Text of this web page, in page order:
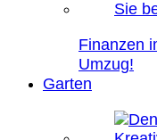
Finanzen
Umzug!
Garten